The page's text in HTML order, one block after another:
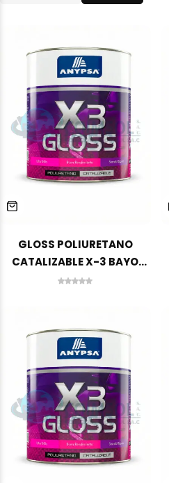
GLOSS POLIURETANO
CATALIZABLE X-3 BAYO
GA-3953 1 GLN ANYPSA